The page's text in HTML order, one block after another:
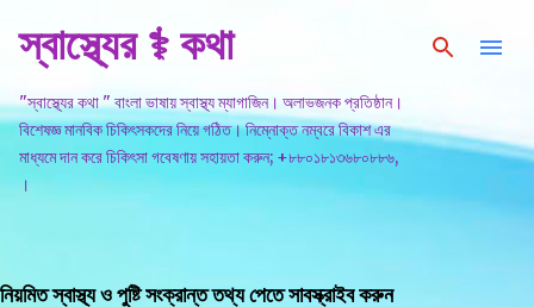
সরাসরি প্রধান সামগ্রীতে চলে যান
স্বাস্থ্যের ⚕️ কথা
"স্বাস্থ্যের কথা " বাংলা ভাষায় স্বাস্থ্য ম্যাগাজিন। অলাভজনক প্রতিষ্ঠান।
বিশেষজ্ঞ মানবিক চিকিৎসকদের নিয়ে গঠিত। নিম্নোক্ত নম্বরে বিকাশ এর
মাধ্যমে দান করে চিকিৎসা গবেষণায় সহায়তা করুন; +৮৮০১৮১৩৬৮০৮৮৬,
।
নিয়মিত স্বাস্থ্য ও পুষ্টি সংক্রান্ত তথ্য পেতে সাবস্ক্রাইব করুন